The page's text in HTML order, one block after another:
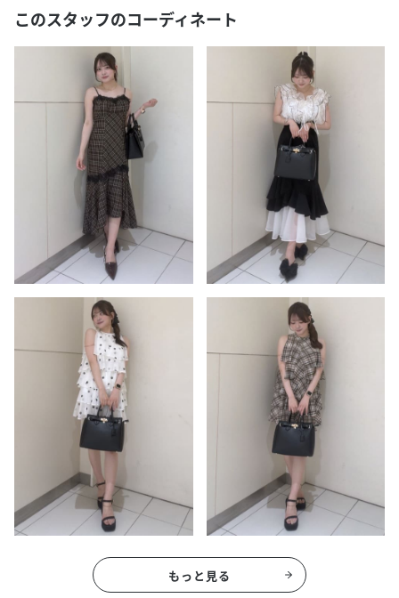
このスタッフのコーディネート
もっと見る